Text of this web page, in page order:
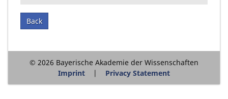
Back
© 2026 Bayerische Akademie der Wissenschaften
Imprint
Privacy Statement